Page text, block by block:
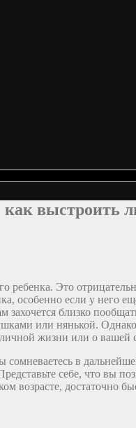
выстроить
ребенка. Это
особенно если у
близко
или нянькой.
жизни или о вашей
в
себе, что вы
возрасте, достаточно